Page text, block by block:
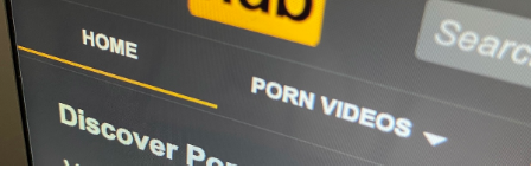
NEWSLETTER
I MIEI PREFERITI